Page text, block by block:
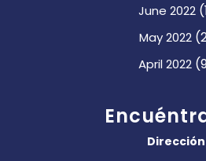
June 2022
May 2022
April 2022
Dirección